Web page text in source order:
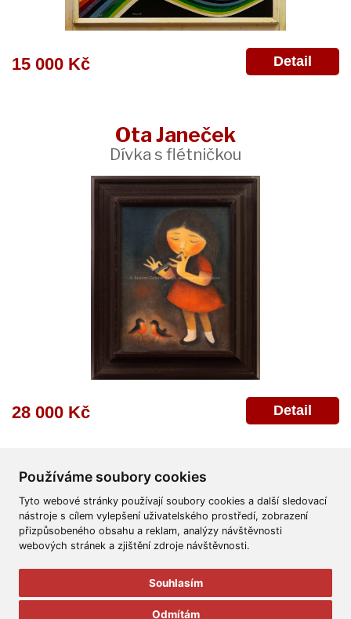
Používáme soubory cookies
Tyto webové stránky používají soubory cookies a další sledovací
nástroje s cílem vylepšení uživatelského prostředí, zobrazení
přizpůsobeného obsahu a reklam, analýzy návštěvnosti
webových stránek a zjištění zdroje návštěvnosti.
Souhlasím
Odmítám
15 000 Kč Detail
Ota Janeček
Dívka s flétničkou
28 000 Kč Detail
Všeobecné obchodní podmínky Reklamační řád
Ochrana osobních údajů
Aukční Galerie Platýz